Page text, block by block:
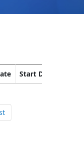
Start Date